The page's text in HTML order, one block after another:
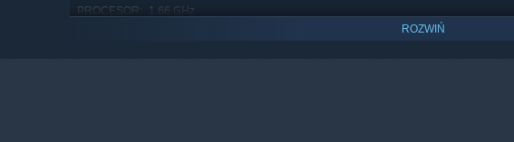
PROCESOR: 1.66 GHz
ROZWIŃ